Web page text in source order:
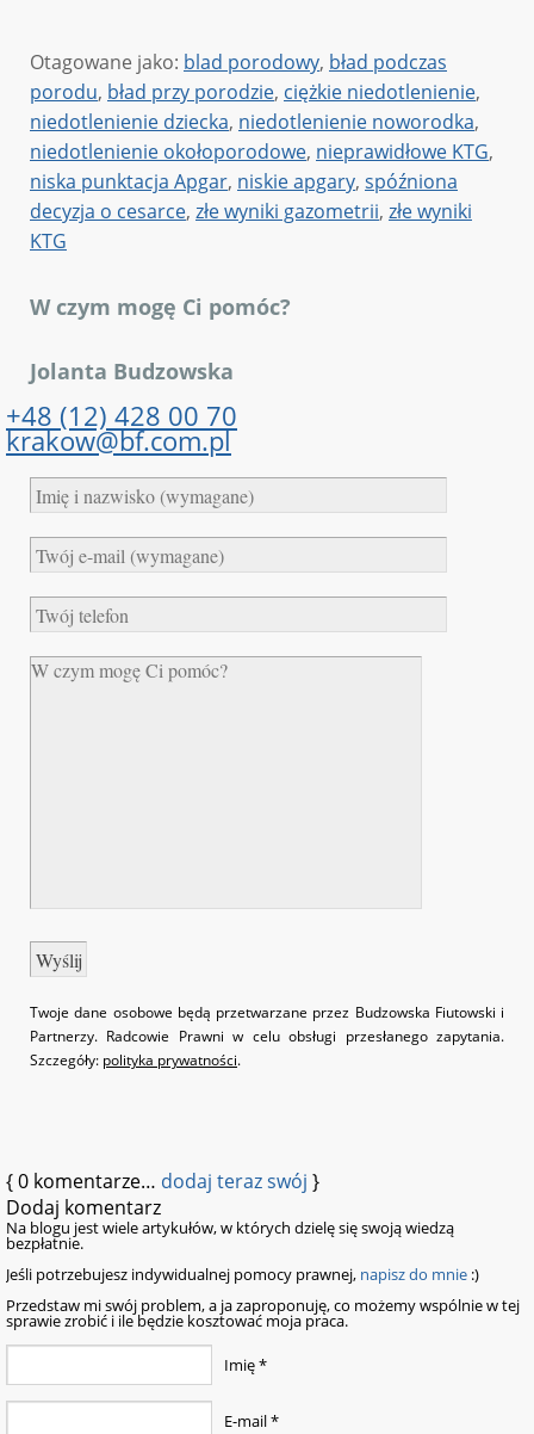
Otagowane jako: blad porodowy, bład podczas
porodu, bład przy porodzie, ciężkie niedotlenienie,
niedotlenienie dziecka, niedotlenienie noworodka,
niedotlenienie okołoporodowe, nieprawidłowe KTG,
niska punktacja Apgar, niskie apgary, spóźniona
decyzja o cesarce, złe wyniki gazometrii, złe wyniki
KTG
W czym mogę Ci pomóc?
Jolanta Budzowska
+48 (12) 428 00 70
krakow@bf.com.pl
Twoje dane osobowe będą przetwarzane przez Budzowska Fiutowski i
Partnerzy. Radcowie Prawni w celu obsługi przesłanego zapytania.
Szczegóły: polityka prywatności.
{0 komentarze… dodaj teraz swój }
Dodaj komentarz
Na blogu jest wiele artykułów, w których dzielę się swoją wiedzą
bezpłatnie.
Jeśli potrzebujesz indywidualnej pomocy prawnej, napisz do mnie :)
Przedstaw mi swój problem, a ja zaproponuję, co możemy wspólnie w tej
sprawie zrobić i ile będzie kosztować moja praca.
Imię*
E-mail*